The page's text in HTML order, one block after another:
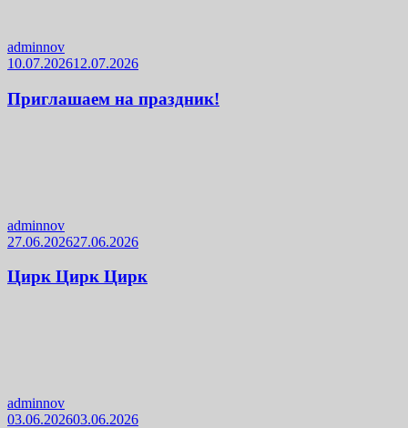
adminnov
10.07.202612.07.2026
Приглашаем на праздник!
adminnov
27.06.202627.06.2026
Цирк Цирк Цирк
adminnov
03.06.202603.06.2026